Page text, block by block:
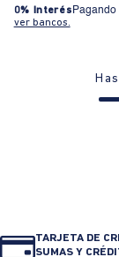
0% Interés Pagando
ver bancos.
TARJETA DE
SUMAS Y